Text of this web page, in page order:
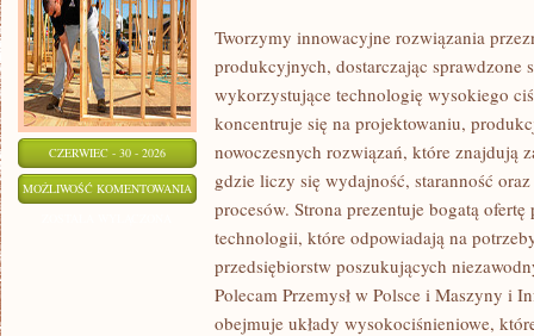
CZERWIEC - 30 - 2026
MOŻLIWOŚĆ KOMENTOWANIA BEZPIECZEŃSTWO
NORMY
Tworzymy innowacyjne rozwiązania
produkcyjnych, dostarczając sprawdzone
wykorzystujące technologię wysokiego
koncentruje się na projektowaniu,
nowoczesnych rozwiązań, które znajdują
gdzie liczy się wydajność, staranność
procesów. Strona prezentuje bogatą ofertę
technologii, które odpowiadają na
przedsiębiorstw poszukujących
Polecam Przemysł w Polsce i Maszyny i
obejmuje układy wysokociśnieniowe,